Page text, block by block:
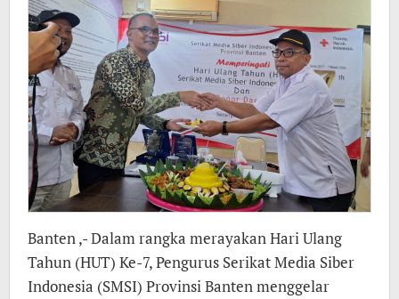
Banten ,- Dalam rangka merayakan Hari Ulang
Tahun (HUT) Ke-7, Pengurus Serikat Media Siber
Indonesia (SMSI) Provinsi Banten menggelar